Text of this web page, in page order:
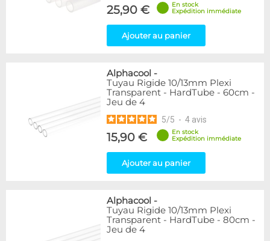
25,90 €
En stock
Expédition immédiate
Ajouter au panier
Alphacool -
Tuyau Rigide 10/13mm Plexi
Transparent - HardTube - 60cm -
Jeu de 4
5/5 - 4 avis
15,90 €
En stock
Expédition immédiate
Ajouter au panier
Alphacool -
Tuyau Rigide 10/13mm Plexi
Transparent - HardTube - 80cm -
Jeu de 4